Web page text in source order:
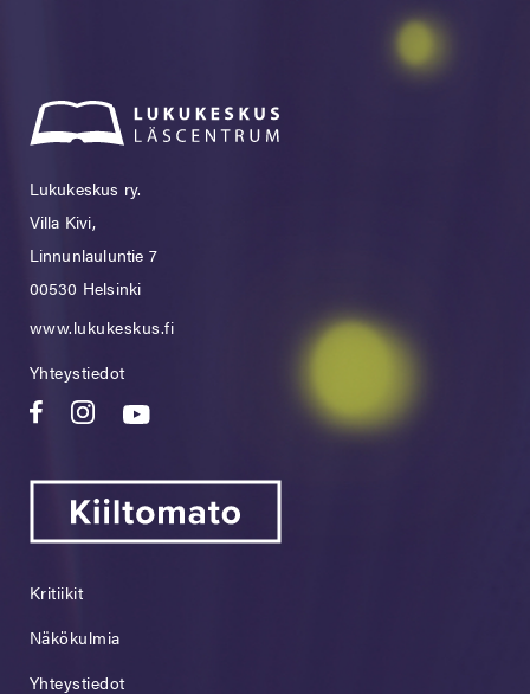
Lukukeskus ry.
Villa Kivi,
Linnunlauluntie 7
00530 Helsinki
www.lukukeskus.fi
Yhteystiedot
Kritiikit
Näkökulmia
Yhteystiedot